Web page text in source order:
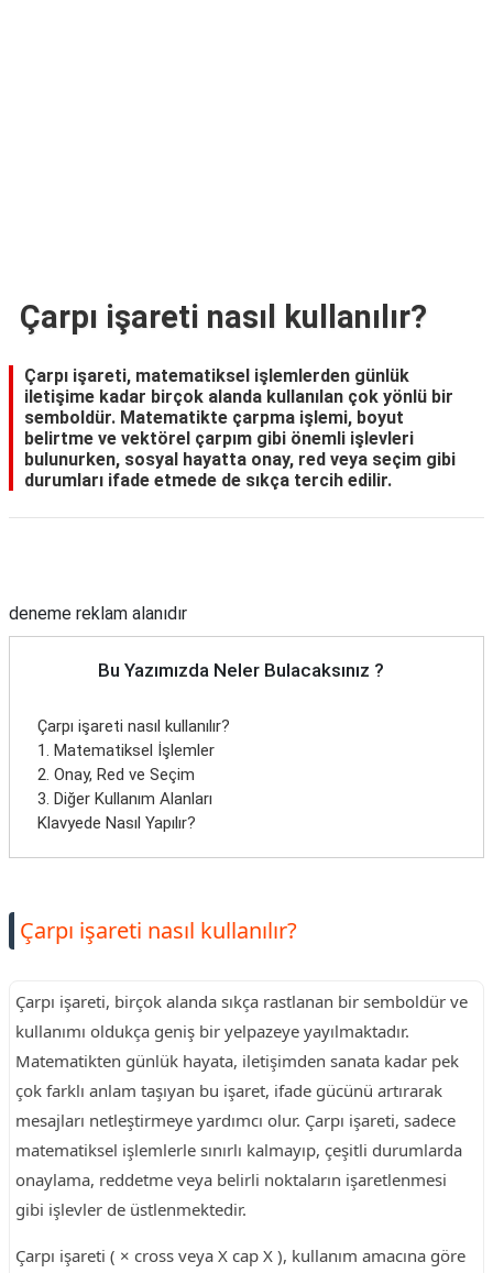
Çarpı işareti nasıl kullanılır?
Çarpı işareti, matematiksel işlemlerden günlük
iletişime kadar birçok alanda kullanılan çok yönlü bir
semboldür. Matematikte çarpma işlemi, boyut
belirtme ve vektörel çarpım gibi önemli işlevleri
bulunurken, sosyal hayatta onay, red veya seçim gibi
durumları ifade etmede de sıkça tercih edilir.
deneme reklam alanıdır
Bu Yazımızda Neler Bulacaksınız ?
Çarpı işareti nasıl kullanılır?
1. Matematiksel İşlemler
2. Onay, Red ve Seçim
3. Diğer Kullanım Alanları
Klavyede Nasıl Yapılır?
Çarpı işareti nasıl kullanılır?
Çarpı işareti, birçok alanda sıkça rastlanan bir semboldür ve
kullanımı oldukça geniş bir yelpazeye yayılmaktadır.
Matematikten günlük hayata, iletişimden sanata kadar pek
çok farklı anlam taşıyan bu işaret, ifade gücünü artırarak
mesajları netleştirmeye yardımcı olur. Çarpı işareti, sadece
matematiksel işlemlerle sınırlı kalmayıp, çeşitli durumlarda
onaylama, reddetme veya belirli noktaların işaretlenmesi
gibi işlevler de üstlenmektedir.
Çarpı işareti ( × cross veya X cap X ), kullanım amacına göre